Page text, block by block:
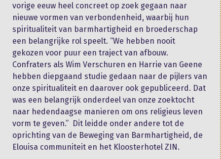
vorige eeuw heel concreet op zoek gegaan naar
nieuwe vormen van verbondenheid, waarbij hun
spiritualiteit van barmhartigheid en broederschap
een belangrijke rol speelt. “We hebben nooit
gekozen voor puur een traject van afbouw.
Confraters als Wim Verschuren en Harrie van Geene
hebben diepgaand studie gedaan naar de pijlers van
onze spiritualiteit en daarover ook gepubliceerd. Dat
was een belangrijk onderdeel van onze zoektocht
naar hedendaagse manieren om ons religieus leven
vorm te geven.” Dit leidde onder andere tot de
oprichting van de Beweging van Barmhartigheid, de
Elouisa communiteit en het Kloosterhotel ZIN.